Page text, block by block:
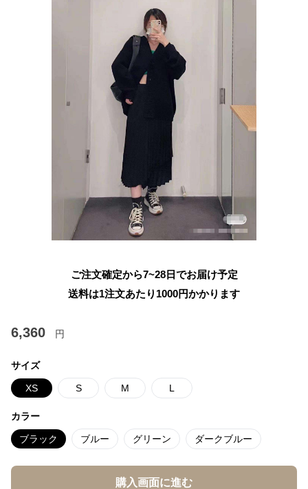
ご注文確定から7~28日でお届け予定
送料は1注文あたり 1000円かかります
6,360 円
サイズ
XS S M L
カラー
ブラック ブルー グリーン ダークブルー
購入画面に進む